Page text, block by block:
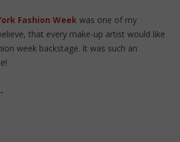
Fashion Week was one of my
that every make-up artist would like
week backstage. It was such an